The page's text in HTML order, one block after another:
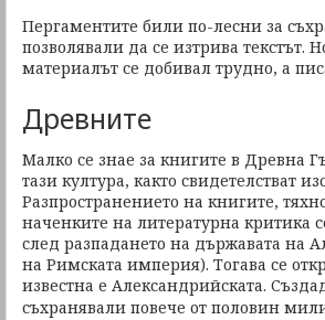
Пергаментите били по-лесни за
позволявали да се изтрива текстът.
материалът се добивал трудно, а
Древните
Малко се знае за книгите в Древна
тази култура, както свидетелстват
Разпространението на книгите,
наченките на литературна критика
след разпадането на държавата на
на Римската империя). Тогава се
известна е Александрийската.
съхранявали повече от половин